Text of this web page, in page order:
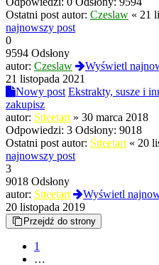
Ostatni post autor: Czeslaw « 21
najnowszy post
0
9594 Odsłony
autor: Czeslaw
Wyświetl
21 listopada 2021
Nowy post Ekstrakty, susze i
zakupisz
autor: Stteetart » 30 marca 2018
Odpowiedzi: 3 Odsłony: 9018
Ostatni post autor: Stteetart « 20
najnowszy post
3
9018 Odsłony
autor: Stteetart
Wyświetl
20 listopada 2019
Przejdź do strony
1
…